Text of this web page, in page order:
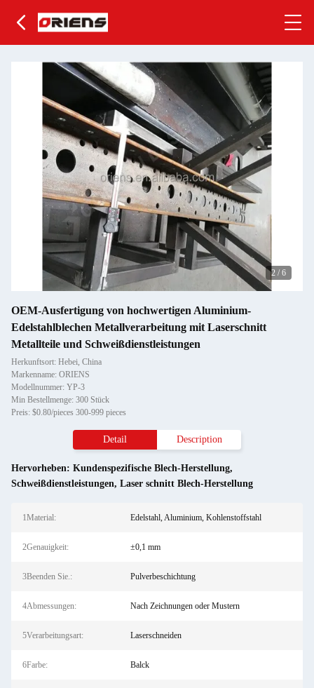
3 / 6
OEM-Ausfertigung von hochwertigen Aluminium-
Edelstahlblechen Metallverarbeitung mit Laserschnitt
Metallteile und Schweißdienstleistungen
Herkunftsort: Hebei, China
Markenname: ORIENS
Modellnummer: YP-3
Min Bestellmenge: 300 Stück
Preis: $0.80/pieces 300-999 pieces
Detail Description
Hervorheben: Kundenspezifische Blech-Herstellung,
Schweißdienstleistungen, Laser schnitt Blech-Herstellung
1Material: Edelstahl, Aluminium, Kohlenstoffstahl
2Genauigkeit: ±0,1 mm
3Beenden Sie.: Pulverbeschichtung
4Abmessungen: Nach Zeichnungen oder Mustern
5Verarbeitungsart: Laserschneiden
6Farbe: Balck